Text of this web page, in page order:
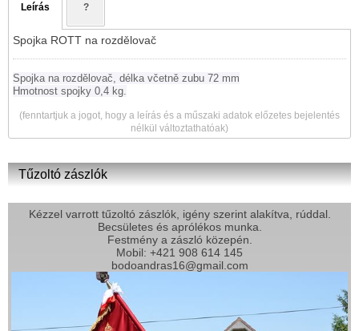
Tűzoltó zászlók
Kézzel varrott tűzoltó zászlók, igény szerint alakítva, rúddal.
Becsületes és aprólékos munka.
Festmény a zászló közepén.
Mobil: +421 908 614 145
bodoandras16@gmail.com
Leírás ?
Spojka ROTT na rozdělovač
Spojka na rozdělovač, délka včetně zubu 72 mm
Hmotnost spojky 0,4 kg.
(fenntartjuk a jogot, hogy a leírás és a műszaki adatok előzetes bejelentés
nélkül változtathatóak)